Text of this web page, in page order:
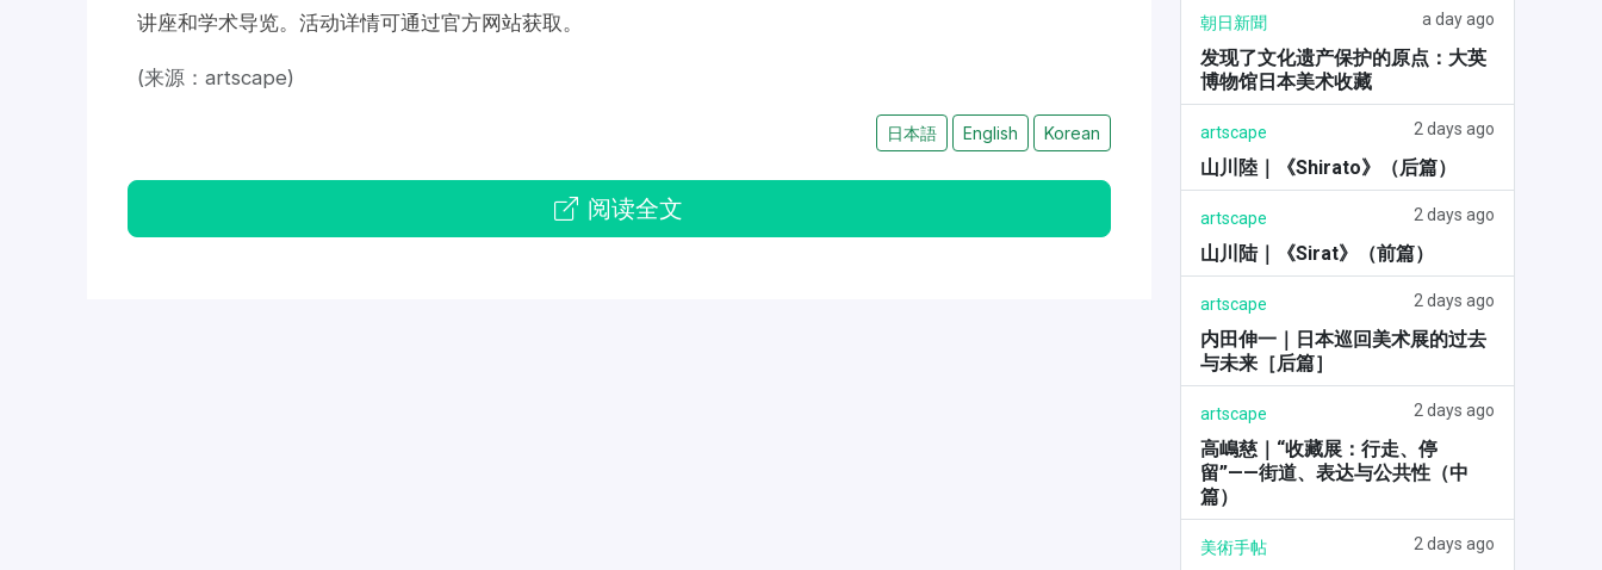
讲座和学术导览。活动详情可通过官方网站获取。
(来源：artscape)
日本語 English Korean
阅读全文
朝日新聞 a day ago
发现了文化遗产保护的原点：大英
博物馆日本美术收藏
artscape 2 days ago
山川陸｜《Shirato》（后篇）
artscape 2 days ago
山川陆｜《Sirat》（前篇）
artscape 2 days ago
内田伸一｜日本巡回美术展的过去
与未来［后篇］
artscape 2 days ago
高嶋慈｜“收藏展：行走、停
留”——街道、表达与公共性（中
篇）
美術手帖 2 days ago